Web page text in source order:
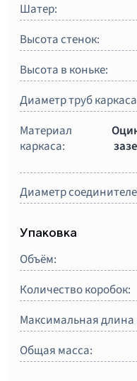
Шатер:
Высота стенок:
Высота в коньке:
Диаметр труб
Материал
каркаса:
Диаметр
Упаковка
Объём:
Количество коробок:
Максимальная длина
Общая масса: